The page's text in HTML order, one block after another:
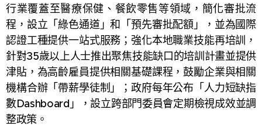
行業覆蓋至醫療保健、餐飲零售等領域，簡化審批流
程，設立「綠色通道」和「預先審批配額」，並為國際
認證工種提供一站式服務；強化本地職業技能再培訓，
針對35歲以上人士推出聚焦技能缺口的培訓計畫並提供
津貼，為高齡雇員提供相關基礎課程，鼓勵企業與相關
機構合辦「帶薪學徒制」；政府每年公布「人力短缺指
數Dashboard」，設立跨部門委員會定期檢視成效並調
整政策。